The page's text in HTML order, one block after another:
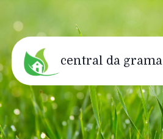
central da grama